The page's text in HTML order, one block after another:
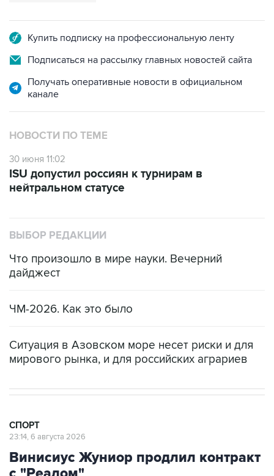
Купить подписку на профессиональную ленту
Подписаться на рассылку главных новостей сайта
Получать оперативные новости в официальном
канале
НОВОСТИ ПО ТЕМЕ
30 июня 11:02
ISU допустил россиян к турнирам в
нейтральном статусе
ВЫБОР РЕДАКЦИИ
Что произошло в мире науки. Вечерний
дайджест
ЧМ-2026. Как это было
Ситуация в Азовском море несет риски и для
мирового рынка, и для российских аграриев
СПОРТ
23:14, 6 августа 2026
Винисиус Жуниор продлил контракт